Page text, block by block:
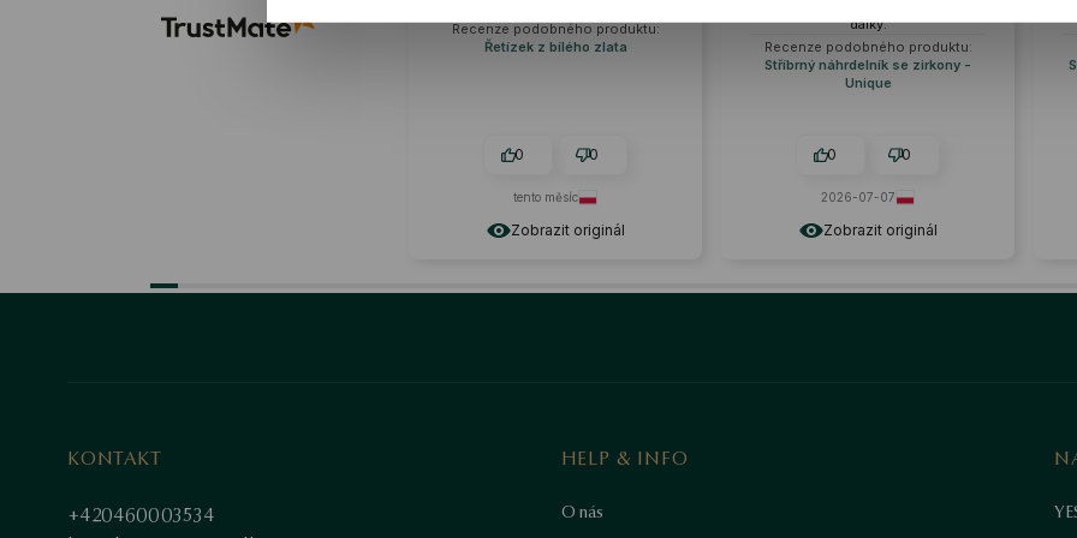
Zobrazit originál
Recenze podobného produktu:
Řetízek z bílého zlata
0
Zobrazit originál
dálky.
Recenze podobného produktu:
Stříbrný náhrdelník se zirkony -
0
Recenze
Stříbrný
KONTAKT
+420460003534
HELP & INFO
O nás